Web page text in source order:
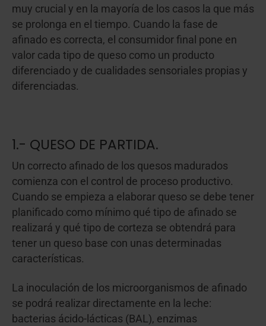
muy crucial y en la mayoría de los casos la que más
se prolonga en el tiempo. Cuando la fase de
afinado es correcta, el consumidor final pone en
valor cada tipo de queso como un producto
diferenciado y de cualidades sensoriales propias y
diferenciadas.
1.- QUESO DE PARTIDA.
Un correcto afinado de los quesos madurados
comienza con el control de proceso productivo.
Cuando se empieza a elaborar queso se debe tener
planificado como mínimo qué tipo de afinado se
realizará y qué tipo de corteza se obtendrá para
tener un queso base con unas determinadas
características.
La inoculación de los microorganismos de afinado
se podrá realizar directamente en la leche:
bacterias ácido-lácticas (BAL), enzimas